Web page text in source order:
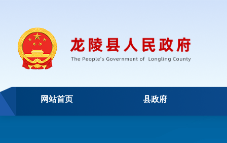
网站首页 县政府